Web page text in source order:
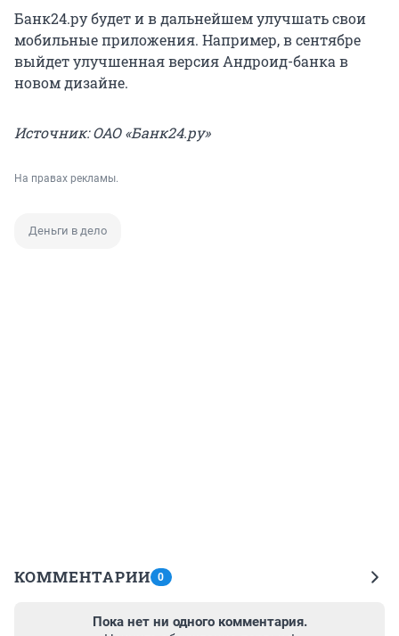
Банк24.ру будет и в дальнейшем улучшать свои
мобильные приложения. Например, в сентябре
выйдет улучшенная версия Андроид-банка в
новом дизайне.
Источник: ОАО «Банк24.ру»
На правах рекламы.
Деньги в дело
КОММЕНТАРИИ 0
Пока нет ни одного комментария.